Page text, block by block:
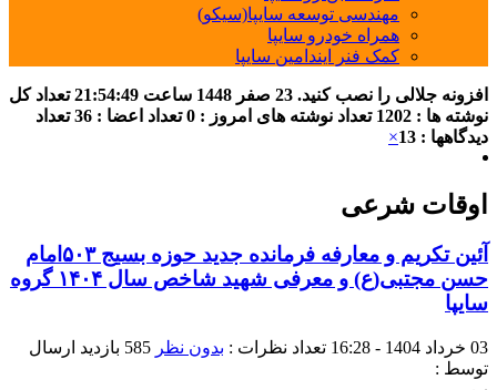
مهندسی توسعه سایپا(سیکو)
همراه خودرو سایپا
کمک فنر ایندامین سایپا
افزونه جلالی را نصب کنید. 23 صفر 1448 ساعت 21:54:49تعداد کل
نوشته ها : 1202
تعداد نوشته های امروز : 0 تعداد اعضا : 36
تعداد
دیدگاهها : 13
×
اوقات شرعی
آئین تکریم و معارفه فرمانده جدید حوزه بسیج ۵۰۳امام
حسن مجتبی(ع) و معرفی شهید شاخص سال ۱۴۰۴ گروه
سایپا
03 خرداد 1404 - 16:28 تعداد نظرات : بدون نظر
ارسال
توسط :